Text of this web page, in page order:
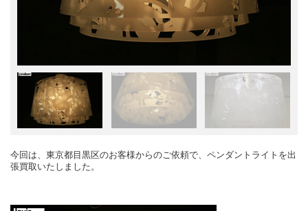
今回は、東京都目黒区のお客様からのご依頼で、ペンダントライトを出
張買取いたしました。